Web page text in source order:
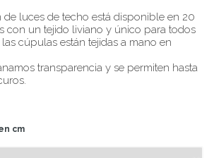
de luces de techo está disponible en 20
con un tejido liviano y único para todos
cúpulas están tejidas a mano en
transparencia y se permiten hasta
cm